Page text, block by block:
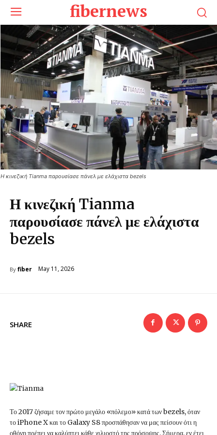
fibernews
Η κινεζική Tianma
παρουσίασε πάνελ με ελάχιστα
bezels
By fiber May 11, 2026
Η κινεζική Tianma παρουσίασε πάνελ με ελάχιστα bezels
SHARE
Το 2017 ζήσαμε τον πρώτο μεγάλο «πόλεμο» κατά των bezels, όταν
το iPhone X και το Galaxy S8 προσπάθησαν να μας πείσουν ότι η
οθόνη πρέπει να καλύπτει κάθε χιλιοστό της πρόσοψης. Σήμερα, εν έτει